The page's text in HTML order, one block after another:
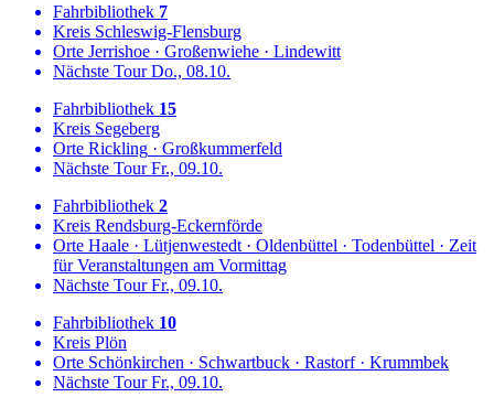
Fahrbibliothek 7
Kreis Schleswig-Flensburg
Orte Jerrishoe · Großenwiehe · Lindewitt
Nächste TourDo., 08.10.
Fahrbibliothek 15
Kreis Segeberg
Orte Rickling · Großkummerfeld
Nächste TourFr., 09.10.
Fahrbibliothek 2
Kreis Rendsburg-Eckernförde
Orte Haale · Lütjenwestedt · Oldenbüttel · Todenbüttel · Zeit
für Veranstaltungen am Vormittag
Nächste TourFr., 09.10.
Fahrbibliothek 10
Kreis Plön
Orte Schönkirchen · Schwartbuck · Rastorf· Krummbek
Nächste TourFr., 09.10.